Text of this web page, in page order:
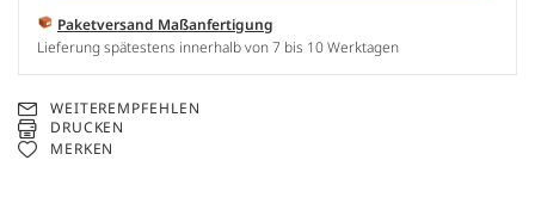
Paketversand Maßanfertigung
Lieferung spätestens innerhalb von 7 bis 10 Werktagen
WEITEREMPFEHLEN
DRUCKEN
MERKEN